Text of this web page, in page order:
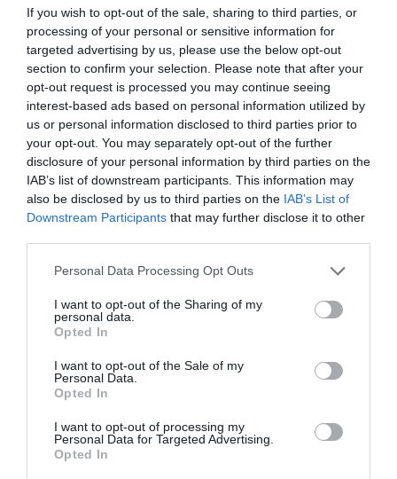
If you wish to opt-out of the sale, sharing to third parties, or
processing of your personal or sensitive information for
targeted advertising by us, please use the below opt-out
section to confirm your selection. Please note that after your
opt-out request is processed you may continue seeing
interest-based ads based on personal information utilized by
us or personal information disclosed to third parties prior to
your opt-out. You may separately opt-out of the further
disclosure of your personal information by third parties on the
IAB’s list of downstream participants. This information may
also be disclosed by us to third parties on the IAB’s List of
Downstream Participants that may further disclose it to other
Personal Data Processing Opt Outs
I want to opt-out of the Sharing of my
personal data.
Opted In
I want to opt-out of the Sale of my
Personal Data.
Opted In
I want to opt-out of processing my
Personal Data for Targeted Advertising.
Opted In
Artist
Unknown*
[Αγνώστου
Καλλιτέχνη*]
*Η Ήβη
ήταν εδώ:
Παγκόσμια
πρεμιέρα
στο
Δημοτικό
Θέατρο
Πειραιά
06.08.2026 | 18.01
Η Μουσική
Τεχνόπολη
υποδέχεται
έναν δυναμικό
Σεπτέμβριο!
ΘΕΑΤΡΟ - ΧΟΡΟΣ /